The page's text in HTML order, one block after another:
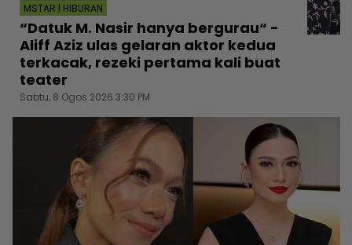
MSTAR | HIBURAN
“Datuk M. Nasir hanya bergurau“ -
Aliff Aziz ulas gelaran aktor kedua
terkacak, rezeki pertama kali buat
teater
Sabtu, 8 Ogos 2026 3:30 PM